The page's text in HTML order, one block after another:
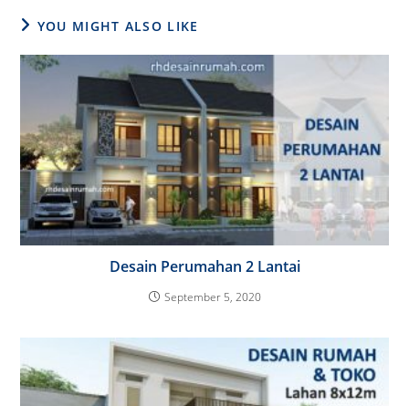
YOU MIGHT ALSO LIKE
Desain Perumahan 2 Lantai
September 5, 2020